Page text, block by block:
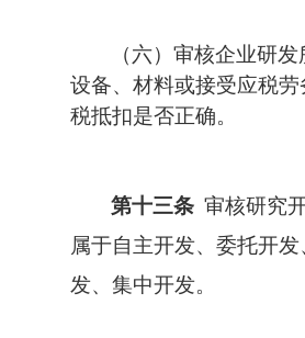
（六）审核企业研
设备、材料或接受应税劳
税抵扣是否正确。
第十三条 审核研究
属于自主开发、委托开
发、集中开发。